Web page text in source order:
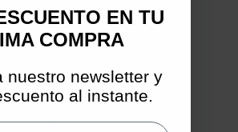
EN TU
COMPRA
nuestro newsletter y
al instante.